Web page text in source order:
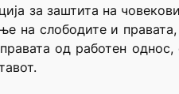
за заштита на
на слободите и
од работен